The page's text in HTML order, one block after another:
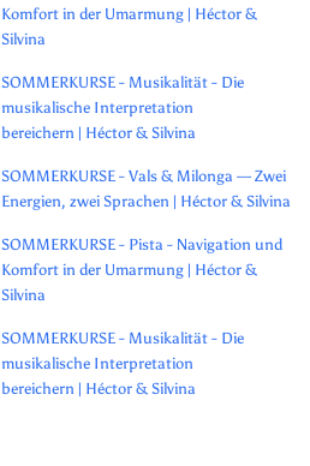
Komfort in der Umarmung | Héctor &
Silvina
SOMMERKURSE - Musikalität - Die
musikalische Interpretation
bereichern | Héctor & Silvina
SOMMERKURSE - Vals & Milonga — Zwei
Energien, zwei Sprachen | Héctor & Silvina
SOMMERKURSE - Pista - Navigation und
Komfort in der Umarmung | Héctor &
Silvina
SOMMERKURSE - Musikalität - Die
musikalische Interpretation
bereichern | Héctor & Silvina